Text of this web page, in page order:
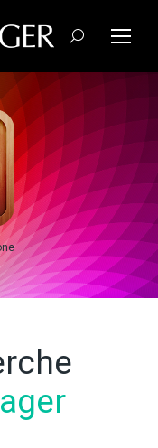
Cerca: